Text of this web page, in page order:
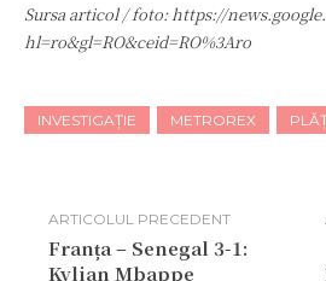
Sursa articol / foto: https://
hl=ro&gl=RO&ceid=RO%3Aro
INVESTIGAȚIE METROREX
ARTICOLUL PRECEDENT
Franța – Senegal 3-1:
Kylian Mbappe